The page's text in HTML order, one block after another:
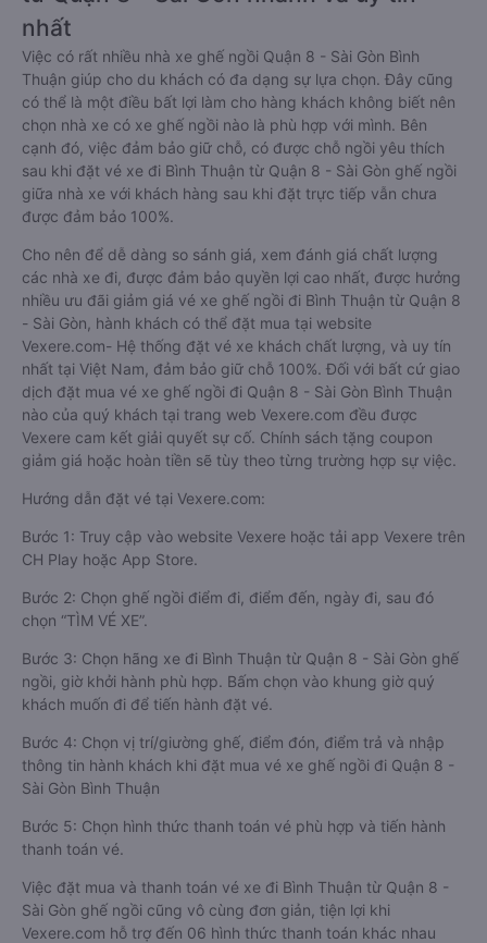
nhất
Việc có rất nhiều nhà xe ghế ngồi Quận 8 - Sài Gòn Bình
Thuận giúp cho du khách có đa dạng sự lựa chọn. Đây cũng
có thể là một điều bất lợi làm cho hàng khách không biết nên
chọn nhà xe có xe ghế ngồi nào là phù hợp với mình. Bên
cạnh đó, việc đảm bảo giữ chỗ, có được chỗ ngồi yêu thích
sau khi đặt vé xe đi Bình Thuận từ Quận 8 - Sài Gòn ghế ngồi
giữa nhà xe với khách hàng sau khi đặt trực tiếp vẫn chưa
được đảm bảo 100%.
Cho nên để dễ dàng so sánh giá, xem đánh giá chất lượng
các nhà xe đi, được đảm bảo quyền lợi cao nhất, được hưởng
nhiều ưu đãi giảm giá vé xe ghế ngồi đi Bình Thuận từ Quận 8
- Sài Gòn, hành khách có thể đặt mua tại website
Vexere.com- Hệ thống đặt vé xe khách chất lượng, và uy tín
nhất tại Việt Nam, đảm bảo giữ chỗ 100%. Đối với bất cứ giao
dịch đặt mua vé xe ghế ngồi đi Quận 8 - Sài Gòn Bình Thuận
nào của quý khách tại trang web Vexere.com đều được
Vexere cam kết giải quyết sự cố. Chính sách tặng coupon
giảm giá hoặc hoàn tiền sẽ tùy theo từng trường hợp sự việc.
Hướng dẫn đặt vé tại Vexere.com:
Bước 1: Truy cập vào website Vexere hoặc tải app Vexere trên
CH Play hoặc App Store.
Bước 2: Chọn ghế ngồi điểm đi, điểm đến, ngày đi, sau đó
chọn “TÌM VÉ XE”.
Bước 3: Chọn hãng xe đi Bình Thuận từ Quận 8 - Sài Gòn ghế
ngồi, giờ khởi hành phù hợp. Bấm chọn vào khung giờ quý
khách muốn đi để tiến hành đặt vé.
Bước 4: Chọn vị trí/giường ghế, điểm đón, điểm trả và nhập
thông tin hành khách khi đặt mua vé xe ghế ngồi đi Quận 8 -
Sài Gòn Bình Thuận
Bước 5: Chọn hình thức thanh toán vé phù hợp và tiến hành
thanh toán vé.
Việc đặt mua và thanh toán vé xe đi Bình Thuận từ Quận 8 -
Sài Gòn ghế ngồi cũng vô cùng đơn giản, tiện lợi khi
Vexere.com hỗ trợ đến 06 hình thức thanh toán khác nhau